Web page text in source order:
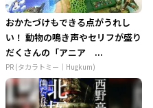
おかたづけもできる点がうれし
い！ 動物の鳴き声やセリフが盛り
だくさんの「アニア ...
PR (タカラトミー｜Hugkum)